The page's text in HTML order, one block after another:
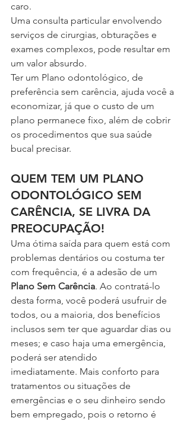
caro.
Uma consulta particular envolvendo
serviços de cirurgias, obturações e
exames complexos, pode resultar em
um valor absurdo.
Ter um Plano odontológico, de
preferência sem carência, ajuda você a
economizar, já que o custo de um
plano permanece fixo, além de cobrir
os procedimentos que sua saúde
bucal precisar.
QUEM TEM UM PLANO
ODONTOLÓGICO SEM
CARÊNCIA, SE LIVRA DA
PREOCUPAÇÃO!
Uma ótima saída para quem está com
problemas dentários ou costuma ter
com frequência, é a adesão de um
Plano Sem Carência. Ao contratá-lo
desta forma, você poderá usufruir de
todos, ou a maioria, dos benefícios
inclusos sem ter que aguardar dias ou
meses; e caso haja uma emergência,
poderá ser atendido
imediatamente. Mais conforto para
tratamentos ou situações de
emergências e o seu dinheiro sendo
bem empregado, pois o retorno é